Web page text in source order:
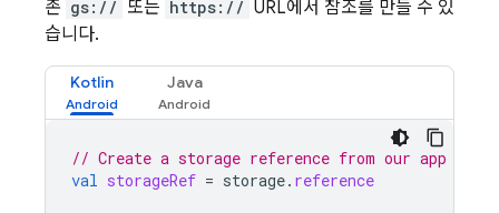
존 gs:// 또는 https:// URL에서 참조를 만들 수 있
습니다.
Kotlin Java
// Create a storage reference from our app
val storageRef = storage. reference